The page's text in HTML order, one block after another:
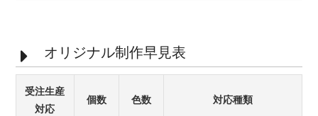
オリジナル制作早見表
受注生産
対応
個数 色数 対応種類